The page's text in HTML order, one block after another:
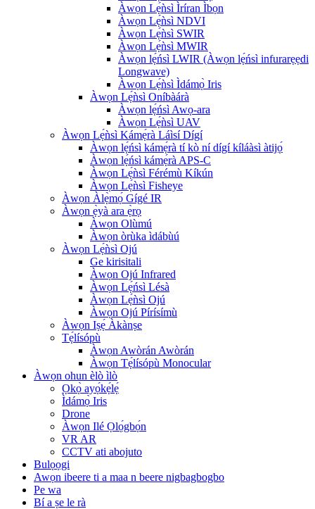
Àwọn Lẹ́ǹsì Ìríran Ìbọn
Àwọn Lẹ́ǹsì NDVI
Àwọn Lẹ́ǹsì SWIR
Àwọn Lẹ́ǹsì MWIR
Àwọn lẹ́ńsì LWIR (Àwọn lẹ́ńsì infurarẹẹdi
Longwave)
Àwọn Lẹ́ǹsì Ìdámọ̀ Iris
Àwọn Lẹ́ǹsì Oníbàárà
Àwọn lẹ́ńsì Awọ-ara
Àwọn Lẹ́ǹsì UAV
Àwọn Lẹ́ǹsì Kámẹ́rà Láìsí Dígí
Àwọn lẹ́ńsì kámẹ́rà tí kò ní dígí kíláàsì àtijọ́
Àwọn lẹ́ńsì kámẹ́rà APS-C
Àwọn Lẹ́ǹsì Férémù Kíkún
Àwọn Lẹ́ǹsì Fisheye
Àwọn Àlẹ̀mọ́ Gígé IR
Àwọn ẹ̀yà ara ẹ̀rọ
Àwọn Olùmú
Àwọn òrùka ìdábùú
Àwọn Lẹ́ǹsì Ojú
Ge kirisitali
Àwọn Ojú Infrared
Àwọn Lẹ́ńsì Lésà
Àwọn Lẹ́ǹsì Ojú
Àwọn Ojú Pírísímù
Àwọn Iṣẹ́ Àkànṣe
Tẹ́lísópù
Àwọn Awòrán Awòrán
Àwọn Tẹ́lísópù Monocular
Àwọn ohun èlò ìlò
Ọkọ̀ ayọ́kẹ́lẹ́
Ìdámọ̀ Iris
Drone
Àwọn Ilé Ọlọ́gbọ́n
VR AR
CCTV ati abojuto
Bulọọgi
Awọn ibeere ti a maa n beere nigbagbogbo
Pe wa
Bí a ṣe le rà